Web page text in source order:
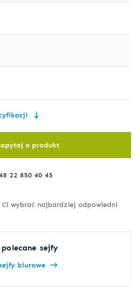
o produkt
22 850 40 45
wybrać najbardziej odpowiedni
sejfy
biurowe